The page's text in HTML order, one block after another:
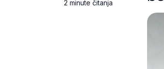
2 minute čitanja